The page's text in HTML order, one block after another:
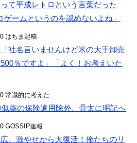
って平成レトロという言葉だった
ゲームというのを認めないよね」
はちま起稿
社名言いませんけど米の大手卸売
％ですよ」「よく！お考えいた
常識的に考えた
似薬の保険適用除外、骨太に明記へ
GOSSIP速報
広、激やせから大復活！俺たちのリ